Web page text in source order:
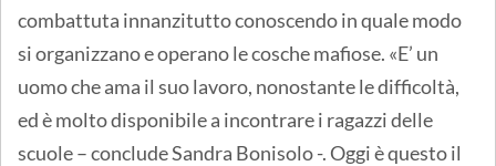
combattuta innanzitutto conoscendo in quale modo
si organizzano e operano le cosche mafiose. «E’ un
uomo che ama il suo lavoro, nonostante le difficoltà,
ed è molto disponibile a incontrare i ragazzi delle
scuole – conclude Sandra Bonisolo -. Oggi è questo il